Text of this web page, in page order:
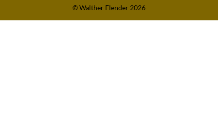
© Walther Flender 2026